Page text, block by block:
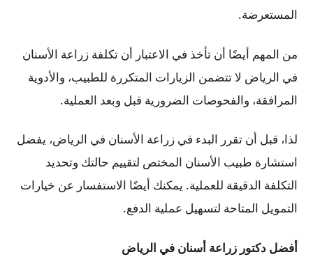
المستعرضة.
من المهم أيضًا أن تأخذ في الاعتبار أن تكلفة زراعة الأسنان
في الرياض لا تتضمن الزيارات المتكررة للطبيب، والأدوية
المرافقة، والفحوصات الضرورية قبل وبعد العملية.
لذا، قبل أن تقرر البدء في زراعة الأسنان في الرياض، يفضل
استشارة طبيب الأسنان المختص لتقييم حالتك وتحديد
التكلفة الدقيقة للعملية. يمكنك أيضًا الاستفسار عن خيارات
التمويل المتاحة لتسهيل عملية الدفع.
أفضل دكتور زراعة أسنان في الرياض